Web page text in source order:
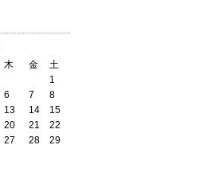
木 金
土
1
6 7
8
13 14
15
20 21
22
27 28
29